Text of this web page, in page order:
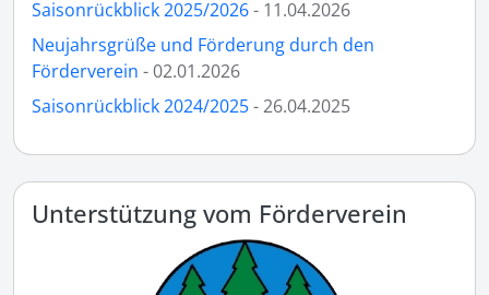
Saisonrückblick 2025/2026- 11.04.2026
Neujahrsgrüße und Förderung durch den
Förderverein - 02.01.2026
Saisonrückblick 2024/2025- 26.04.2025
Unterstützung vom Förderverein